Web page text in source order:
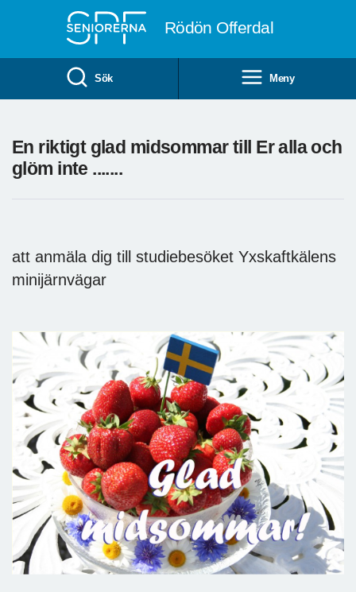
Rödön Offerdal
Sök Meny
En riktigt glad midsommar till Er alla och
glöm inte .......
att anmäla dig till studiebesöket Yxskaftkälens
minijärnvägar